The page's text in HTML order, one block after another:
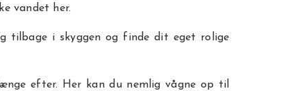
vandet her.
tilbage i skyggen og finde dit eget rolige
efter. Her kan du nemlig vågne op til